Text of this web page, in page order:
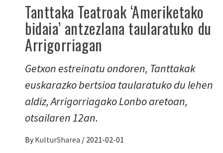
Tanttaka Teatroak ‘Ameriketako
bidaia’ antzezlana taularatuko du
Arrigorriagan
Getxon estreinatu ondoren, Tanttakak
euskarazko bertsioa taularatuko du lehen
aldiz, Arrigorriagako Lonbo aretoan,
otsailaren 12an.
By KulturSharea / 2021-02-01